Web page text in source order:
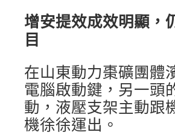
增安提效成效明顯，
目
在山東動力棗礦團體
電腦啟動鍵，另一頭
動，液壓支架主動跟
機徐徐運出。